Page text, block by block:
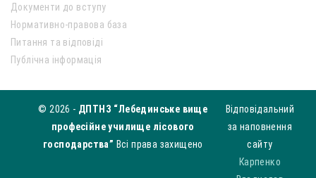
Документи до вступу
Нормативно-правова база
Питання та відповіді
Публічна інформація
© 2026 - ДПТНЗ “Лебединське вище
професійне училище лісового
господарства” Всі права захищено
Відповідальний
за наповнення
сайту
Карпенко